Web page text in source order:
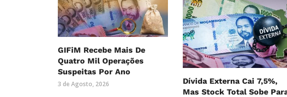
GIFiM Recebe Mais De
Quatro Mil Operações
Suspeitas Por Ano
3 de Agosto, 2026
Dívida Externa Cai 7,5%,
Mas Stock Total Sobe